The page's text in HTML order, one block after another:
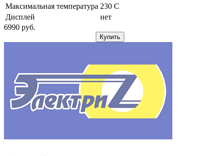
Максимальная температура 230 С
Дисплей
нет
6990 pуб.
Купить